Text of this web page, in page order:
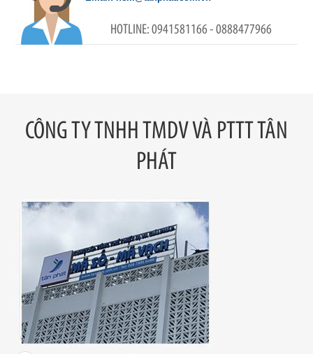
0941581166 - 0888477966
CÔNG TY TNHH TMDV VÀ PTTT TÂN
PHÁT